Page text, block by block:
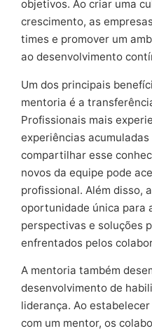
objetivos. Ao criar uma
crescimento, as
times e promover um
ao desenvolvimento
Um dos principais
mentoria é a
Profissionais mais
experiências
compartilhar esse
novos da equipe pode
profissional. Além disso,
oportunidade única para
perspectivas e soluções
enfrentados pelos
A mentoria também
desenvolvimento de
liderança. Ao
com um mentor, os